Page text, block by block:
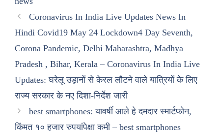
Coronavirus In India Live Updates News In
Hindi Covid19 May 24 Lockdown4 Day Seventh,
Corona Pandemic, Delhi Maharashtra, Madhya
Pradesh , Bihar, Kerala – Coronavirus In India Live
Updates: घरेलू उड़ानों से केरल लौटने वाले यात्रियों के लिए
राज्य सरकार के नए दिशा-निर्देश जारी
best smartphones: यावर्षी आले हे दमदार स्मार्टफोन,
किंमत १० हजार रुपयांपेक्षा कमी – best smartphones